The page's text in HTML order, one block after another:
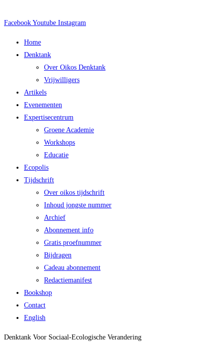
Facebook Youtube Instagram
Main
Menu
Home
Denktank
Over Oikos Denktank
Vrijwilligers
Artikels
Evenementen
Expertisecentrum
Groene Academie
Workshops
Educatie
Ecopolis
Tijdschrift
Over oikos tijdschrift
Inhoud jongste nummer
Archief
Abonnement info
Gratis proefnummer
Bijdragen
Cadeau abonnement
Redactiemanifest
Bookshop
Contact
English
Denktank Voor Sociaal-Ecologische Verandering